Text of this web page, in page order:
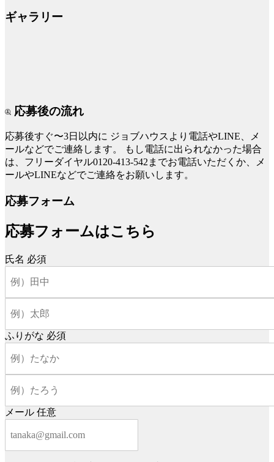
ギャラリー
応募後の流れ
応募後すぐ〜3日以内に ジョブハウスより電話やLINE、メ
ールなどでご連絡します。
もし電話に出られなかった場合
は、フリーダイヤル0120-413-542までお電話いただくか、メ
ールやLINEなどでご連絡をお願いします。
応募フォーム
応募フォームはこちら
氏名 必須
ふりがな 必須
メール 任意